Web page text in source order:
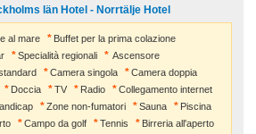
län Hotel - Norrtälje Hotel
al mare
Buffet per la prima colazione
Specialità regionali
Ascensore
Camera singola
Camera doppia
Doccia TV Radio
Collegamento internet
Zone non-fumatori Sauna
Piscina
Campo da golf Tennis
Birreria all'aperto